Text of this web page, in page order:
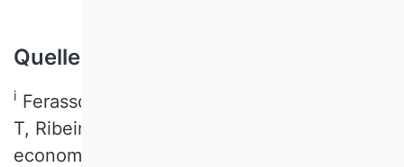
Quellenangaben
i Ferasso, M, Beliaeva, T, Kraus, S, Clauss,
T, Ribeiro-Soriano, D. (2020), Circular
economy business models: The state of